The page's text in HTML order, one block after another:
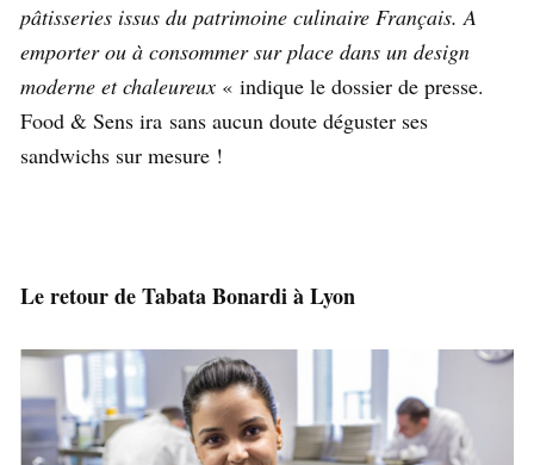
pâtisseries issus du patrimoine culinaire Français. A
emporter ou à consommer sur place dans un design
moderne et chaleureux « indique le dossier de presse.
Food & Sens ira sans aucun doute déguster ses
sandwichs sur mesure !
Le retour de Tabata Bonardi à Lyon